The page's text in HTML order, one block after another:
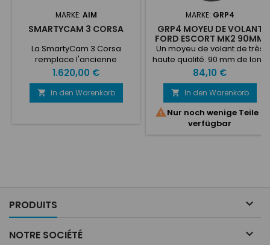
MARKE: AIM
SMARTYCAM 3 CORSA
La SmartyCam 3 Corsa
remplace l'ancienne
SmartyCam HD, l'une des
caméras les plus appréciées
et plus connues dans le
monde du sport
Preis
1.620,00 €
 In den Warenkorb
MARKE: GRP4
GRP4 MOYEU DE VOLANT
FORD ESCORT MK2 90MM
Un moyeu de volant de très
haute qualité. 90 mm de long
avec un insert cannelé en
acier haute résistance. Billet
usiné en alliage 6082T6 et
anodisé noir. Convient aux
volants Momo, Sparco et
similaires (6 trous M5, PCD 70
Preis
84,10 €
 In den Warenkorb
Nur noch wenige Teile
verfügbar
PRODUITS 
NOTRE SOCIÉTÉ 